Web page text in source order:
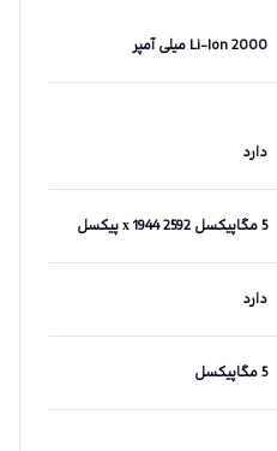
Li-Ion 2000 میلی آمپر
دارد
5 مگاپیکسل 2592 х 1944 پیکسل
دارد
5 مگاپیکسل